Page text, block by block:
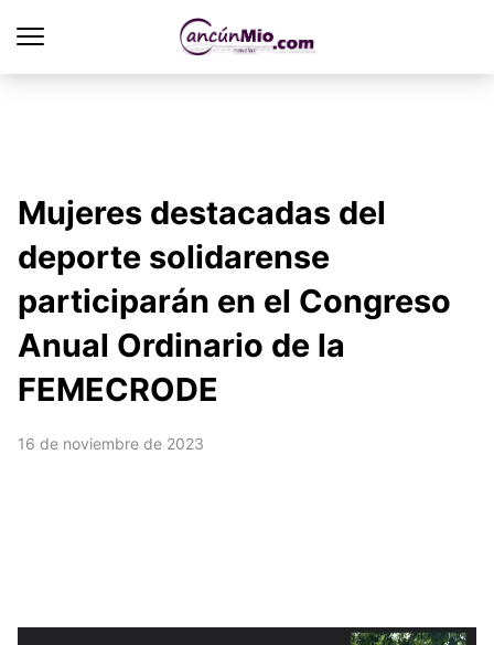
Mujeres destacadas del
deporte solidarense
participarán en el Congreso
Anual Ordinario de la
FEMECRODE
16 de noviembre de 2023